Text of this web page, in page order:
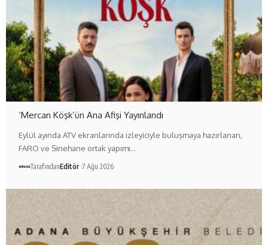
‘Mercan Köşk’ün Ana Afişi Yayınlandı
Eylül ayında ATV ekranlarında izleyiciyle buluşmaya hazırlanan,
FARO ve Sinehane ortak yapımı…
TarafındanEditör 7 Ağu 2026